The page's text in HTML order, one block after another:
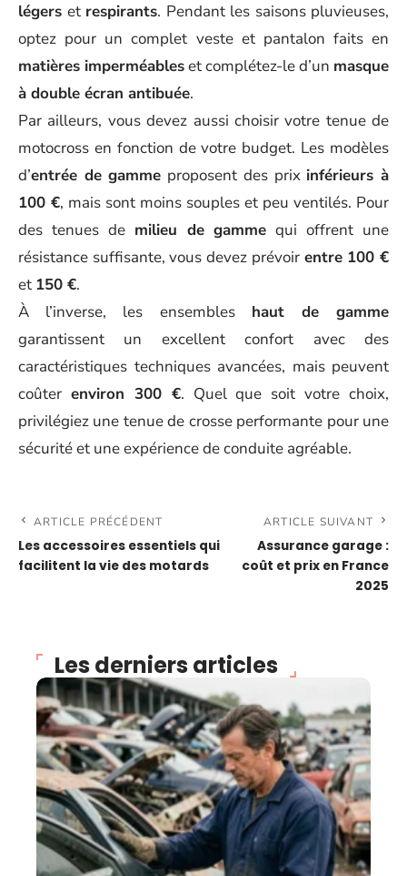
légers et respirants. Pendant les saisons pluvieuses,
optez pour un complet veste et pantalon faits en
matières imperméableset complétez-le d’un masque
à double écran antibuée.
Par ailleurs, vous devez aussi choisir votre tenue de
motocross en fonction de votre budget. Les modèles
d’entrée de gamme proposent des prix inférieurs à
100 €, mais sont moins souples et peu ventilés. Pour
des tenues de milieu de gamme qui offrent une
résistance suffisante, vous devez prévoir entre 100 €
et 150 €.
À l’inverse, les ensembles haut de gamme
garantissent un excellent confort avec des
caractéristiques techniques avancées, mais peuvent
coûter environ 300 €. Quel que soit votre choix,
privilégiez une tenue de crosse performante pour une
sécurité et une expérience de conduite agréable.
ARTICLE PRÉCÉDENT
Les accessoires essentiels qui
facilitent la vie des motards
ARTICLE SUIVANT
Assurance garage :
coût et prix en France
2025
Les derniers articles